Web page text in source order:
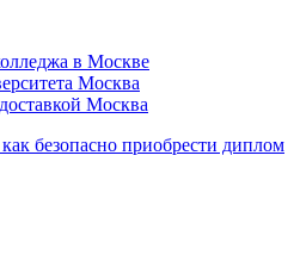
в Москве
Москва
Москва
безопасно приобрести диплом